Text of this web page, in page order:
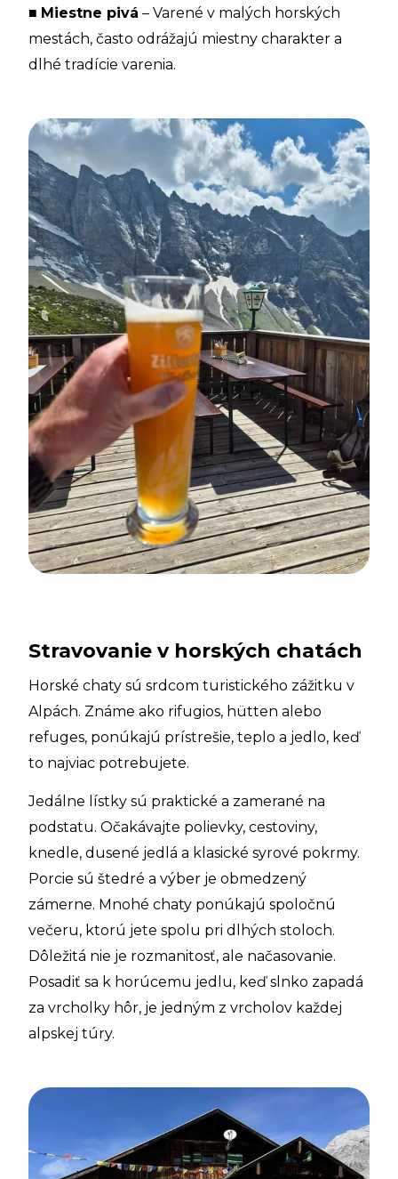
■ Miestne pivá – Varené v malých horských
mestách, často odrážajú miestny charakter a
dlhé tradície varenia.
Stravovanie v horských chatách
Horské chaty sú srdcom turistického zážitku v
Alpách. Známe ako rifugios, hütten alebo
refuges, ponúkajú prístrešie, teplo a jedlo, keď
to najviac potrebujete.
Jedálne lístky sú praktické a zamerané na
podstatu. Očakávajte polievky, cestoviny,
knedle, dusené jedlá a klasické syrové pokrmy.
Porcie sú štedré a výber je obmedzený
zámerne. Mnohé chaty ponúkajú spoločnú
večeru, ktorú jete spolu pri dlhých stoloch.
Dôležitá nie je rozmanitosť, ale načasovanie.
Posadiť sa k horúcemu jedlu, keď slnko zapadá
za vrcholky hôr, je jedným z vrcholov každej
alpskej túry.